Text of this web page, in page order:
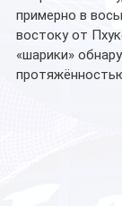
примерно в
востоку от
«шарики»